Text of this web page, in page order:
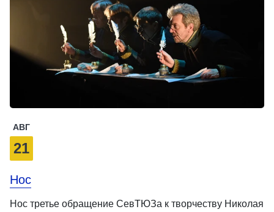
АВГ
21
Нос
Нос третье обращение СевТЮЗа к творчеству Николая